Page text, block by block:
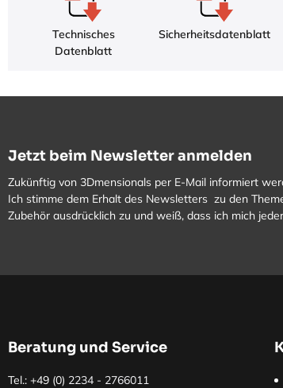
Technisches
Datenblatt
Sicherheitsdatenblatt
Jetzt beim Newsletter anmelden
Zukünftig von 3Dmensionals per E-Mail informiert
Ich stimme dem Erhalt des Newsletters zu den
Zubehör ausdrücklich zu und weiß, dass ich mich
Beratung und Service
Tel.: +49 (0) 2234 - 2766011